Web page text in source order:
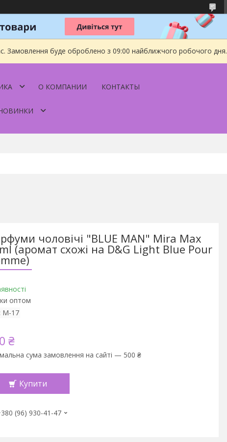
Замовлення буде оброблено з 09:00 найближчого робочого дня.
О КОМПАНИИ КОНТАКТЫ
чоловічі "BLUE MAN" Mira Max
(аромат схожі на D&G Light Blue Pour
оптом
М-17
₴
сума замовлення на сайті — 500 ₴
Купити
(96) 930-41-47